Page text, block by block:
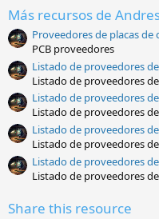
Más recursos de
Proveedores de placas de
PCB proveedores
Listado de proveedores
Listado de proveedores
Listado de proveedores
Listado de proveedores
Listado de proveedores
Listado de proveedores
Listado de proveedores
Listado de proveedores
Share this resource